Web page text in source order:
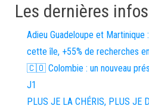
Les dernières
Adieu Guadeloupe et
cette île, +55% de recherches
🇨🇴 Colombie : un nouveau
J1
PLUS JE LA CHÉRIS, PLUS JE